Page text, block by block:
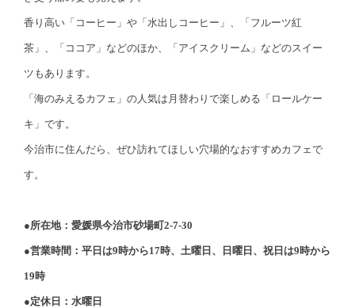
香り高い「コーヒー」や「水出しコーヒー」、「フルーツ紅
茶」、「ココア」などのほか、「アイスクリーム」などのスイー
ツもあります。
「海のみえるカフェ」の人気は月替わりで楽しめる「ロールケー
キ」です。
今治市に住んだら、ぜひ訪れてほしい穴場的なおすすめカフェで
す。
●所在地：愛媛県今治市砂場町2-7-30
●営業時間：平日は9時から17時、土曜日、日曜日、祝日は9時から
19時
●定休日：水曜日